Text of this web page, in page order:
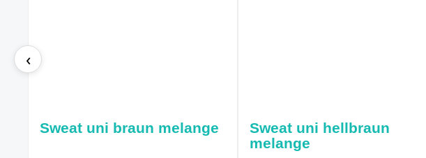
‹
Sweat uni braun melange
Sweat uni hellbraun
melange